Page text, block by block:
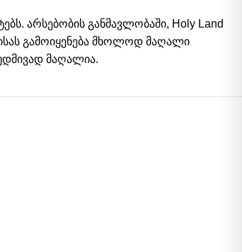
არსებობის განმავლობაში, Holy Land
გამოიყენება მხოლოდ მაღალი
მაღალია.